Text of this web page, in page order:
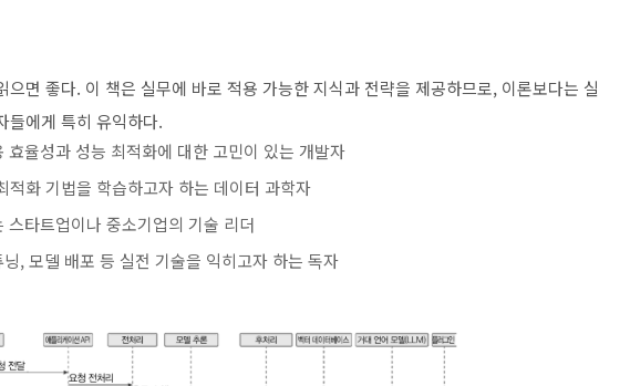
으면 좋다. 이 책은 실무에 바로 적용 가능한 지식과 전략을 제공하므로, 이론보다는 실
들에게 특히 유익하다.
율성과 성능 최적화에 대한 고민이 있는 개발자
적화 기법을 학습하고자 하는 데이터 과학자
타트업이나 중소기업의 기술 리더
, 모델 배포 등 실전 기술을 익히고자 하는 독자